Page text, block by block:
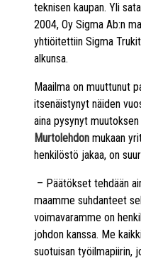
teknisen kaupan. Yli
2004, Oy Sigma Ab:n
yhtiöitettiin Sigma
alkunsa.
Maailma on muuttunut
itsenäistynyt näiden
aina pysynyt
Murtolehdon mukaan
henkilöstö jakaa, on
– Päätökset tehdään
maamme suhdanteet
voimavaramme on
johdon kanssa. Me
suotuisan työilmapiirin,